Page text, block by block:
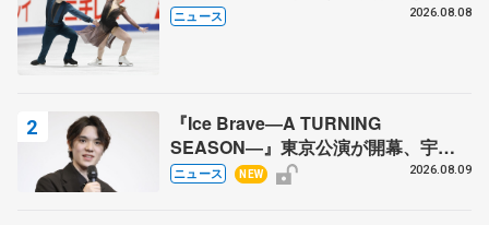
木下グループ杯
ニュース 2026.08.08
『Ice Brave―A TURNING
SEASON―』東京公演が開幕、宇野
昌磨の『Ice Brave』にかける思いを
ニュース NEW 2026.08.09